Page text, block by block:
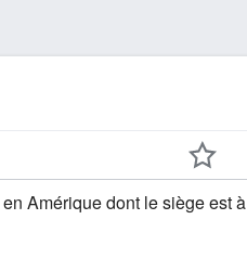
en Amérique dont le siège est à